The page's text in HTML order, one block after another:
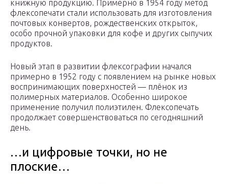
книжную продукцию. Примерно в 1954 году метод
флексопечати стали использовать для изготовления
почтовых конвертов, рождественских открыток,
особо прочной упаковки для кофе и других сыпучих
продуктов.
Новый этап в развитии флексографии начался
примерно в 1952 году с появлением на рынке новых
воспринимающих поверхностей — плёнок из
полимерных материалов. Особенно широкое
применение получил полиэтилен. Флексопечать
продолжает совершенствоваться по сегодняшний
день.
…и цифровые точки, но не
плоские…